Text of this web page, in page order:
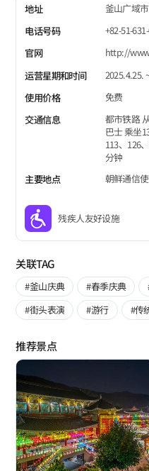
地址
釜山广域
电话号码
+82-51-
官网
http://
运营星期和时间
2025.4.25.
使用价格
免费
交通信息
都市铁路
巴士 乘坐
113、126
分钟
主要地点
朝鲜通信
残疾人友好设施
关联TAG
#釜山庆典 #春季庆典
#街头表演
#游行 #传
推荐景点